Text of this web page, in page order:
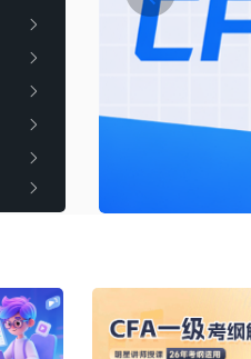
热门职业资格
心理咨询师
AI教育
教育文旅及度假
如何学习课程